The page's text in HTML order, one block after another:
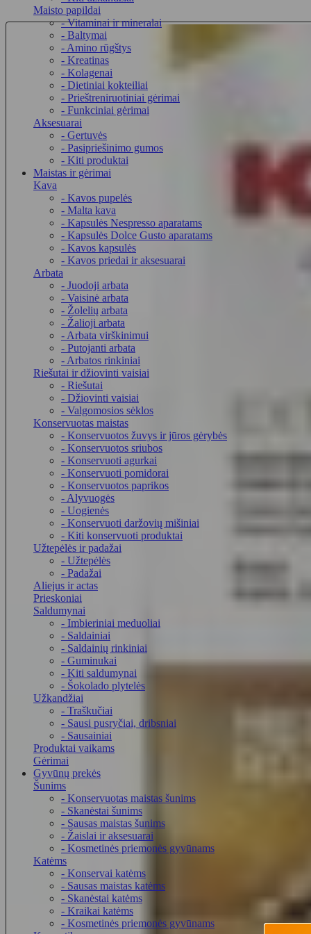
Maisto papildai
- Vitaminai ir mineralai
- Baltymai
- Amino rūgštys
- Kreatinas
- Kolagenai
- Dietiniai kokteiliai
- Prieštreniruotiniai gėrimai
- Funkciniai gėrimai
Aksesuarai
- Gertuvės
- Pasipriešinimo gumos
- Kiti produktai
Maistas ir gėrimai
Kava
- Kavos pupelės
- Malta kava
- Kapsulės Nespresso aparatams
- Kapsulės Dolce Gusto aparatams
- Kavos kapsulės
- Kavos priedai ir aksesuarai
Arbata
- Juodoji arbata
- Vaisinė arbata
- Žolelių arbata
- Žalioji arbata
- Arbata virškinimui
- Putojanti arbata
- Arbatos rinkiniai
Riešutai ir džiovinti vaisiai
- Riešutai
- Džiovinti vaisiai
- Valgomosios sėklos
Konservuotas maistas
- Konservuotos žuvys ir jūros gėrybės
- Konservuotos sriubos
- Konservuoti agurkai
- Konservuoti pomidorai
- Konservuotos paprikos
- Alyvuogės
- Uogienės
- Konservuoti daržovių mišiniai
- Kiti konservuoti produktai
Užtepėlės ir padažai
- Užtepėlės
- Padažai
Aliejus ir actas
Prieskoniai
Saldumynai
- Imbieriniai meduoliai
- Saldainiai
- Saldainių rinkiniai
- Guminukai
- Kiti saldumynai
- Šokolado plytelės
Užkandžiai
- Traškučiai
- Sausi pusryčiai, dribsniai
- Sausainiai
Produktai vaikams
Gėrimai
Gyvūnų prekės
Šunims
- Konservuotas maistas šunims
- Skanėstai šunims
- Sausas maistas šunims
- Žaislai ir aksesuarai
- Kosmetinės priemonės gyvūnams
Katėms
- Konservai katėms
- Sausas maistas katėms
- Skanėstai katėms
- Kraikai katėms
- Kosmetinės priemonės gyvūnams